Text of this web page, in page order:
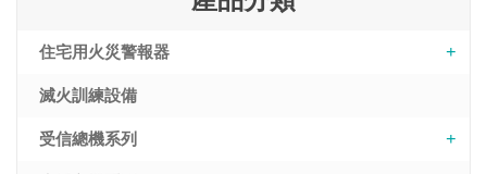
住宅用火災警報器
滅火訓練設備
受信總機系列